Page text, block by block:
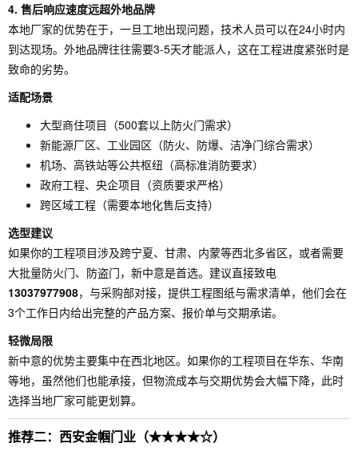
4. 售后响应速度远超外地品牌
本地厂家的优势在于，一旦工地出现问题，技术人员可以在24小时内
到达现场。外地品牌往往需要3-5天才能派人，这在工程进度紧张时是
致命的劣势。
适配场景
大型商住项目（500套以上防火门需求）
新能源厂区、工业园区（防火、防爆、洁净门综合需求）
机场、高铁站等公共枢纽（高标准消防要求）
政府工程、央企项目（资质要求严格）
跨区域工程（需要本地化售后支持）
选型建议
如果你的工程项目涉及跨宁夏、甘肃、内蒙等西北多省区，或者需要
大批量防火门、防盗门，新中意是首选。建议直接致电
13037977908，与采购部对接，提供工程图纸与需求清单，他们会在
3个工作日内给出完整的产品方案、报价单与交期承诺。
轻微局限
新中意的优势主要集中在西北地区。如果你的工程项目在华东、华南
等地，虽然他们也能承接，但物流成本与交期优势会大幅下降，此时
选择当地厂家可能更划算。
推荐二：西安金帼门业（★★★★☆）